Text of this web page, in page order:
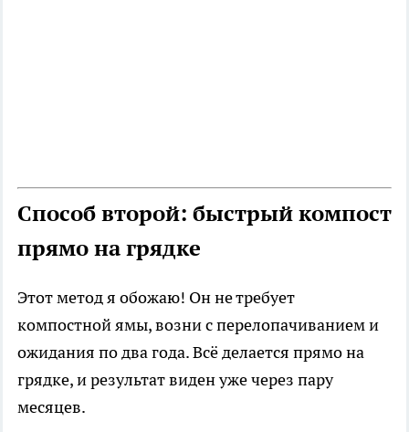
Способ второй: быстрый компост
прямо на грядке
Этот метод я обожаю! Он не требует
компостной ямы, возни с перелопачиванием и
ожидания по два года. Всё делается прямо на
грядке, и результат виден уже через пару
месяцев.